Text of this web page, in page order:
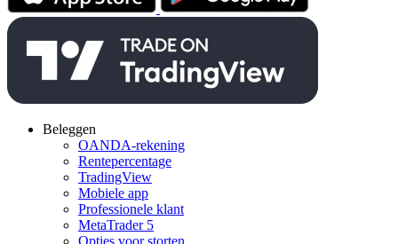
Beleggen
OANDA-rekening
Rentepercentage
TradingView
Mobiele app
Professionele klant
MetaTrader 5
Opties voor storten